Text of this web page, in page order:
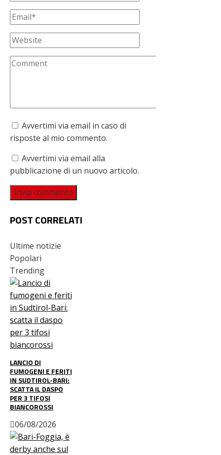
Avvertimi via email in caso di
risposte al mio commento.
Avvertimi via email alla
pubblicazione di un nuovo articolo.
POST CORRELATI
Ultime notizie
Popolari
Trending
LANCIO DI
FUMOGENI E FERITI
IN SUDTIROL-BARI:
SCATTA IL DASPO
PER 3 TIFOSI
BIANCOROSSI
06/08/2026